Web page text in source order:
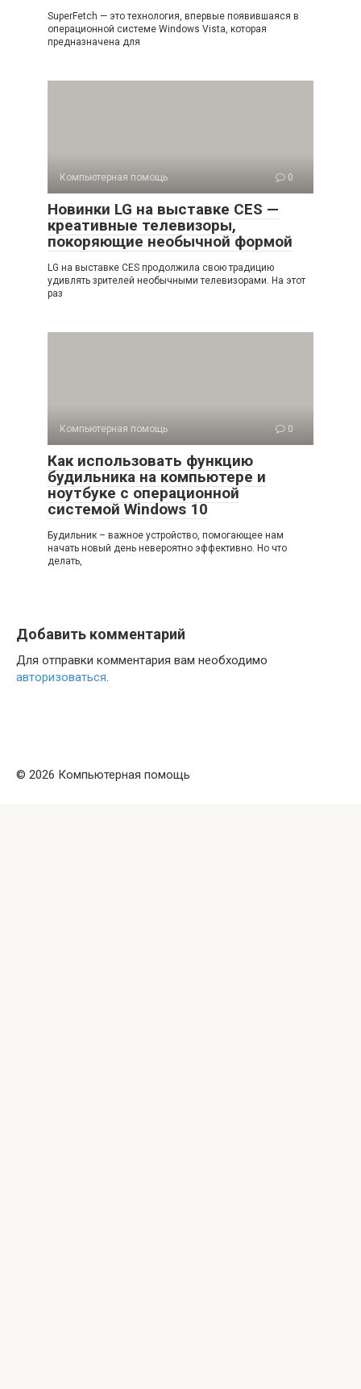
SuperFetch — это технология, впервые появившаяся в
операционной системе Windows Vista, которая
предназначена для
Компьютерная помощь 0
Новинки LG на выставке CES —
креативные телевизоры,
покоряющие необычной формой
LG на выставке CES продолжила свою традицию
удивлять зрителей необычными телевизорами. На этот
раз
Компьютерная помощь 0
Как использовать функцию
будильника на компьютере и
ноутбуке с операционной
системой Windows 10
Будильник – важное устройство, помогающее нам
начать новый день невероятно эффективно. Но что
делать,
Добавить комментарий
Для отправки комментария вам необходимо
авторизоваться.
© 2026 Компьютерная помощь